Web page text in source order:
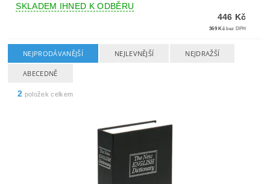
SKLADEM IHNED K ODBĚRU
446 Kč
369 Kč bez DPH
NEJPRODÁVANĚJŠÍ NEJLEVNĚJŠÍ NEJDRAŽŠÍ
ABECEDNĚ
2 položek celkem